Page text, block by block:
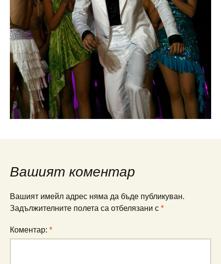
Вашият коментар
Вашият имейл адрес няма да бъде публикуван.
Задължителните полета са отбелязани с *
Коментар: *